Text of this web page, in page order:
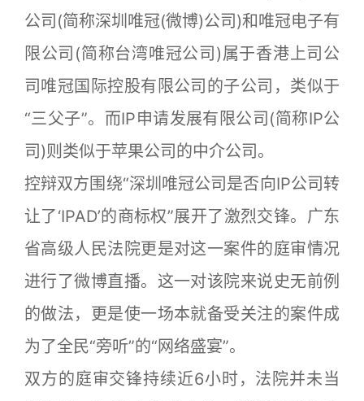
公司(简称深圳唯冠(微博)公司)和唯冠电子有
限公司(简称台湾唯冠公司)属于香港上司公
司唯冠国际控股有限公司的子公司，类似于
“三父子”。而IP申请发展有限公司(简称IP公
司)则类似于苹果公司的中介公司。
控辩双方围绕“深圳唯冠公司是否向IP公司转
让了‘IPAD’的商标权”展开了激烈交锋。广东
省高级人民法院更是对这一案件的庭审情况
进行了微博直播。这一对该院来说史无前例
的做法，更是使一场本就备受关注的案件成
为了全民“旁听”的“网络盛宴”。
双方的庭审交锋持续近6小时，法院并未当